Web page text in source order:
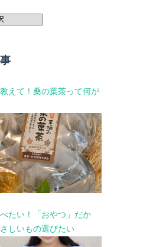
えて！桑の葉茶って何が
たい！「おやつ」だか
しいもの選びたい